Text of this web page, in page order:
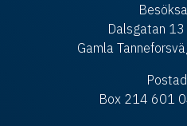
Dalsgatan
Gamla
Box 214 601